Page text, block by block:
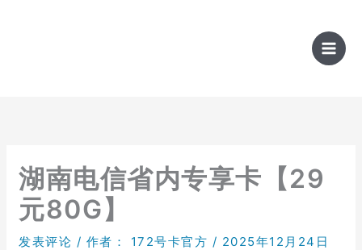
湖南电信省内专享卡【29
元80G】
发表评论 / 作者： 172号卡官方 / 2025年12月24日